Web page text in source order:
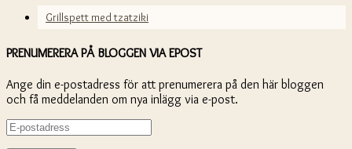
Grillspett med tzatziki
PRENUMERERA PÅ BLOGGEN VIA EPOST
Ange din e-postadress för att prenumerera på den här bloggen
och få meddelanden om nya inlägg via e-post.
E-